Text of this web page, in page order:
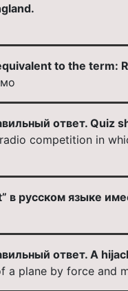
to the term:
ответ. Quiz
competition in
в русском языке
ответ. A
a plane by force and